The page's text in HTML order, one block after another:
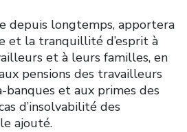
depuis longtemps, apportera
et la tranquillité d’esprit à
et à leurs familles, en
pensions des travailleurs
banques et aux primes des
d’insolvabilité des
ajouté.